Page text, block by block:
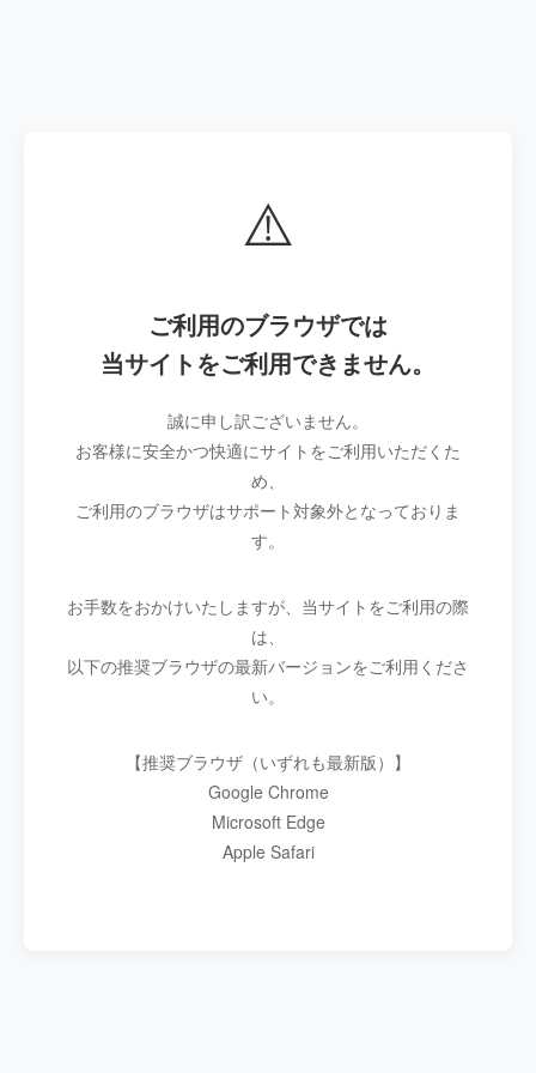
⚠️
ご利用のブラウザでは
当サイトをご利用できません。
誠に申し訳ございません。
お客様に安全かつ快適にサイトをご利用いただくた
め、
ご利用のブラウザはサポート対象外となっておりま
す。
お手数をおかけいたしますが、当サイトをご利用の際
は、
以下の推奨ブラウザの最新バージョンをご利用くださ
い。
【推奨ブラウザ（いずれも最新版）】
Google Chrome
Microsoft Edge
Apple Safari